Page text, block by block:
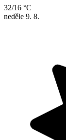
32/16 °C
neděle 9. 8.